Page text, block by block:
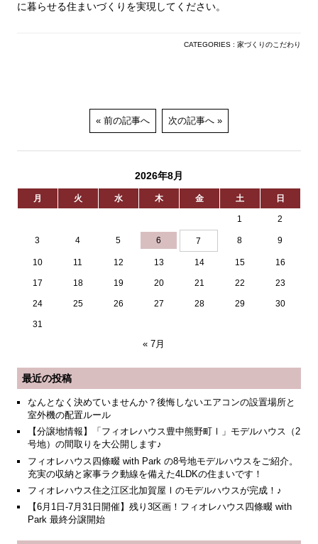
に暮らせる住まいづくりを実現してください。
CATEGORIES :家づくりのこだわり
前の記事へ 次の記事へ
2026年8月
月 火 水 木 金 土 日
1 2
3 4 5 6 7 8 9
10 11 12 13 14 15 16
17 18 19 20 21 22 23
24 25 26 27 28 29 30
31
« 7月
最近の投稿
なんとなく決めていませんか？後悔しないエアコンの設置場所と
室外機の配置ルール
【分譲地情報】「フィオレハウス豊中熊野町Ⅰ」モデルハウス（2
号地）の間取りを大公開します♪
フィオレハウス四條畷 with Park の8号地モデルハウスをご紹介。
充実の収納と家事ラク動線を備えた4LDKの住まいです！
フィオレハウス住之江区北加賀屋Ⅰのモデルハウスが完成！♪
【6月1日-7月31日開催】残り3区画！フィオレハウス四條畷 with
Park 最終分譲開始